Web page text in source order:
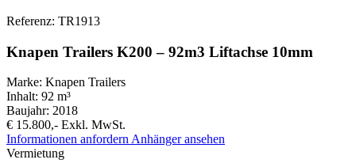
Referenz: TR1913
Knapen Trailers K200 – 92m3 Liftachse 10mm
Marke: Knapen Trailers
Inhalt: 92 m³
Baujahr: 2018
€ 15.800,- Exkl. MwSt.
Informationen anfordern Anhänger ansehen
Vermietung